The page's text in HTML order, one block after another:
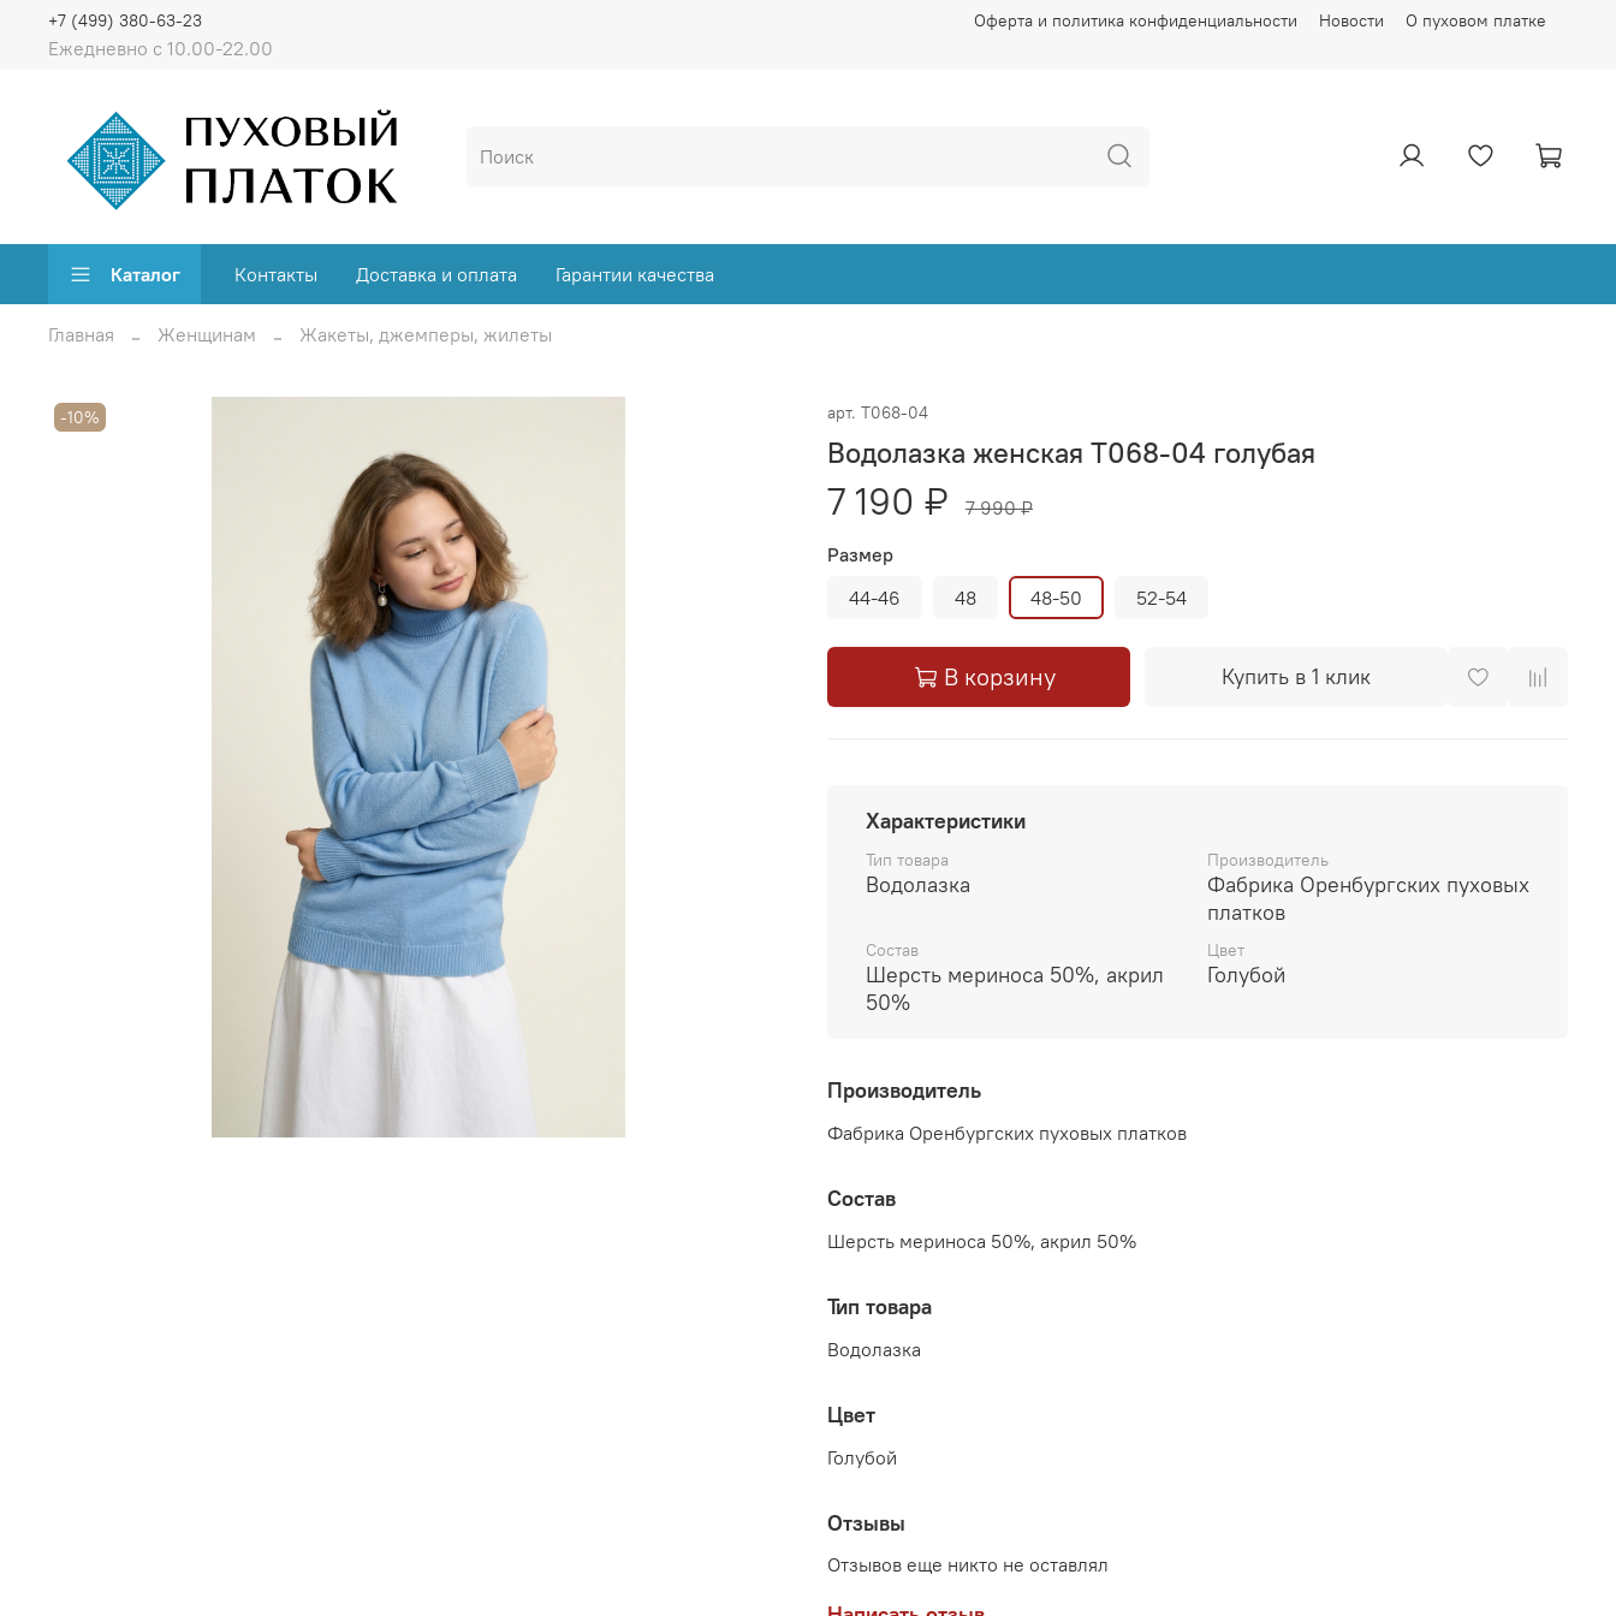
Оферта и политика конфиденциальности Новости О пуховом платке
Ежедневно с 10.00-22.00
+7 (499) 380-63-23
Каталог Контакты Доставка и оплата Гарантии качества
Главная Женщинам Жакеты, джемперы, жилеты
-10% арт. Т068-04
Водолазка женская Т068-04 голубая
7 190 ₽
7 990 ₽
Размер
44-46
48 48-50 52-54
В корзину Купить в 1 клик
Характеристики
Тип товара
Водолазка
Производитель
Фабрика Оренбургских пуховых
платков
Состав
Шерсть мериноса 50%, акрил
50%
Цвет
Голубой
Производитель
Фабрика Оренбургских пуховых платков
Состав
Шерсть мериноса 50%, акрил 50%
Тип товара
Водолазка
Цвет
Голубой
Отзывы
Отзывов еще никто не оставлял